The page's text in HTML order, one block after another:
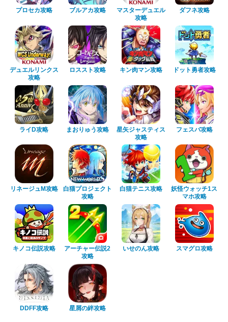
プロセカ攻略 ブルアカ攻略
マスターデュエル
攻略
ダフネ攻略
デュエルリンクス
攻略
ロススト攻略 キン肉マン攻略 ドット勇者攻略
ライD攻略 まおりゅう攻略
星矢ジャスティス
攻略
フェスバ攻略
リネージュM攻略
白猫プロジェクト
攻略
白猫テニス攻略
妖怪ウォッチ1ス
マホ攻略
キノコ伝説攻略
アーチャー伝説2
攻略
いせのん攻略 スマグロ攻略
DDFF攻略 星屑の絆攻略